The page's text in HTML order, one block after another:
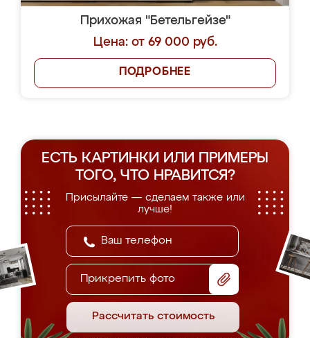
Прихожая "Бетельгейзе"
Цена: от 69 000 руб.
ПОДРОБНЕЕ
ЕСТЬ КАРТИНКИ ИЛИ ПРИМЕРЫ
ТОГО, ЧТО НРАВИТСЯ?
Присылайте — сделаем также или
лучше!
Прикрепить фото
Рассчитать стоимость